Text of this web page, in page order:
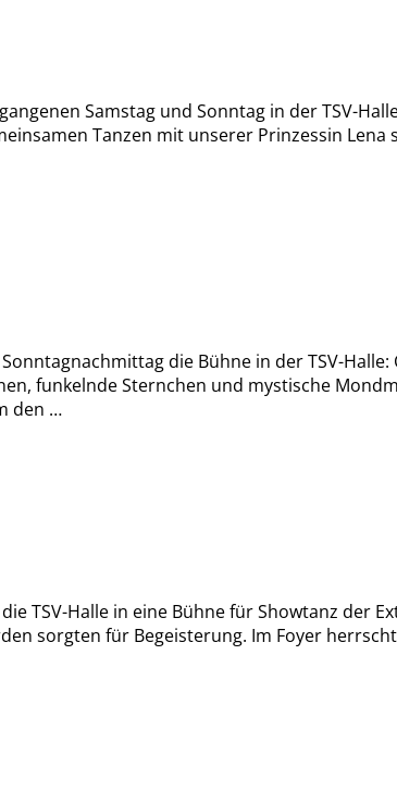
Samstag und Sonntag in der TSV-
Tanzen mit unserer Prinzessin
die Bühne in der TSV-
funkelnde Sternchen und mystische
den …
TSV-Halle in eine Bühne für Showtanz der
sorgten für Begeisterung. Im Foyer